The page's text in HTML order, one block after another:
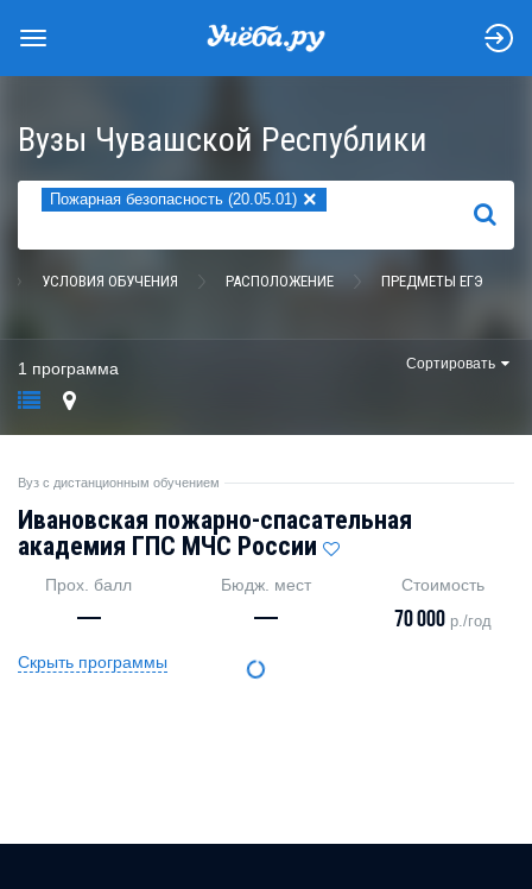
Вузы Чувашской Республики
Пожарная безопасность (20.05.01) ×
НАЙТИ
УСЛОВИЯ ОБУЧЕНИЯ РАСПОЛОЖЕНИЕ ПРЕДМЕТЫ ЕГЭ
1 программа Сортировать
Вуз с дистанционным обучением
Ивановская пожарно-спасательная
академия ГПС МЧС России
Прох. балл
—
Бюдж. мест
—
Стоимость
70 000 р./год
Скрыть программы